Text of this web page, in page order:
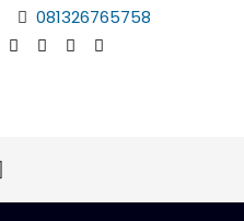
081326765758